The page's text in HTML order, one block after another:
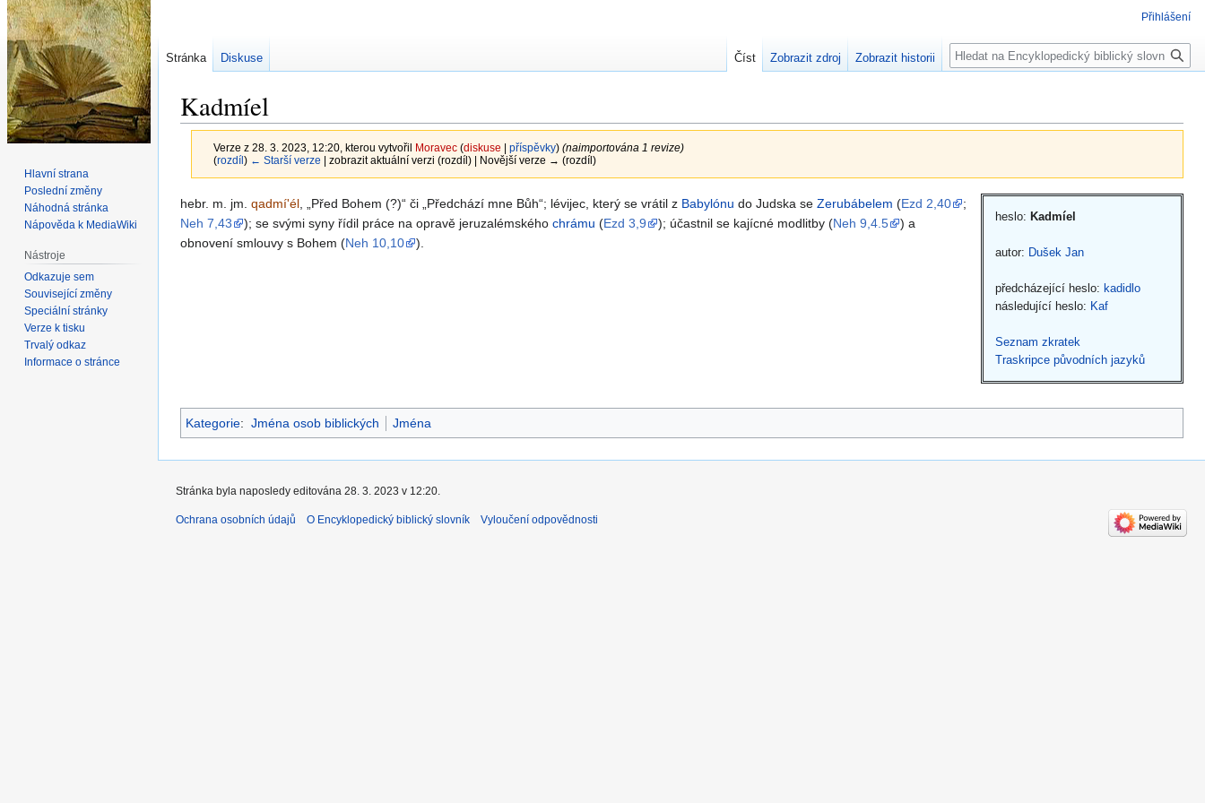
Kadmíel
Verze z 28. 3. 2023, 12:20, kterou vytvořil Moravec (diskuse příspěvky) (naimportována 1 revize)
(rozdíl ) ← Starší verze | zobrazit aktuální verzi (rozdíl) | Novější verze → (rozdíl)
Skočit
na
navigaci
Skočit
na
vyhledávání
heslo: Kadmíel
autor: Dušek Jan
předcházející heslo: kadidlo
následující heslo: Kaf
Seznam zkratek
Traskripce původních jazyků
hebr. m. jm. qadmí'él Před Bohem (?) či Předchází mne Bůh ; lévijec, který se vrátil z Babylónu do Judska se Zerubábelem (Ezd 2,40
;
Neh 7,43
); se svými syny řídil práce na opravě jeruzalémského chrámu (Ezd 3,9 ); účastnil se kajícné modlitby (Neh 9,4.5
) a
obnovení smlouvy s Bohem (Neh 10,10 ).
Kategorie: Jména osob biblických Jména
Přihlášení
Stránka Diskuse Číst Zobrazit zdroj Zobrazit historii Hledat
Hlavní strana
Poslední změny
Náhodná stránka
Nápověda k MediaWiki
Nástroje
Odkazuje sem
Související změny
Speciální stránky
Verze k tisku
Trvalý odkaz
Informace o stránce
Stránka byla naposledy editována 28. 3. 2023 v 12:20.
Ochrana osobních údajů O Encyklopedický biblický slovník Vyloučení odpovědnosti